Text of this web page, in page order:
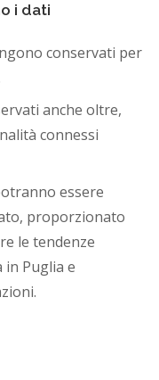
i dati
conservati per
anche oltre,
connessi
essere
proporzionato
le tendenze
in Puglia e